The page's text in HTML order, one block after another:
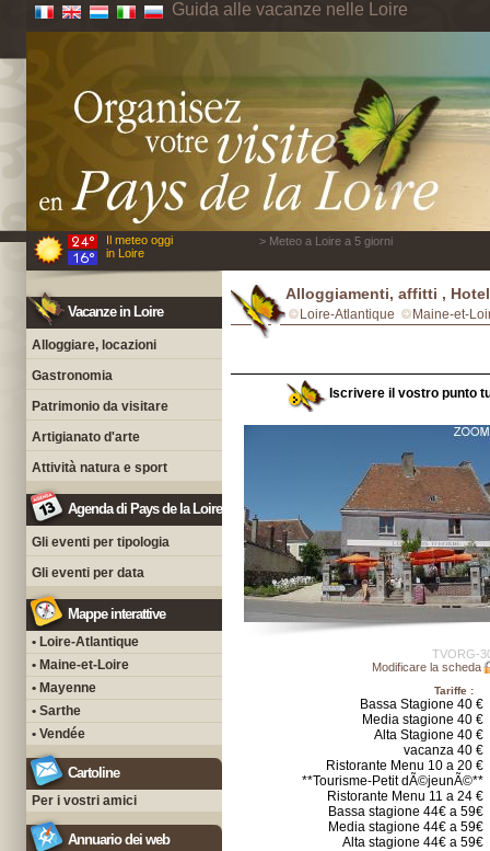
Guida alle vacanze nelle Loire
Il meteo oggi
in Loire
> Meteo a Loire a 5 giorni
Vacanze in Loire
Alloggiare, locazioni
Gastronomia
Patrimonio da visitare
Artigianato d'arte
Attività natura e sport
Agenda di Pays de la Loire
Gli eventi per tipologia
Gli eventi per data
Mappe interattive
• Loire-Atlantique
• Maine-et-Loire
• Mayenne
• Sarthe
• Vendée
Cartoline
Per i vostri amici
Annuario dei web
Alloggiamenti, affitti ,
Loire-Atlantique Maine-et-
Iscrivere il vostro punto
TVORG-
Modificare la scheda
Tariffe :
Bassa Stagione 40 €
Media stagione 40 €
Alta Stagione 40 €
vacanza 40 €
Ristorante Menu 10 a 20 €
**Tourisme-Petit dÃ©jeunÃ©**
Ristorante Menu 11 a 24 €
Bassa stagione 44€ a 59€
Media stagione 44€ a 59€
Alta stagione 44€ a 59€